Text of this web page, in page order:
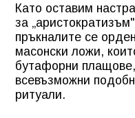
Като оставим
за
пръкналите се
масонски ложи,
бутафорни
всевъзможни
ритуали.